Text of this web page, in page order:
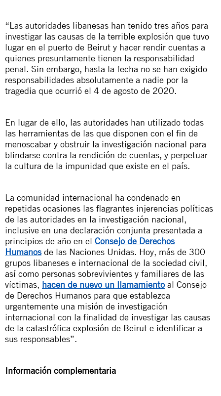
“Las autoridades libanesas han tenido tres años para
investigar las causas de la terrible explosión que tuvo
lugar en el puerto de Beirut y hacer rendir cuentas a
quienes presuntamente tienen la responsabilidad
penal. Sin embargo, hasta la fecha no se han exigido
responsabilidades absolutamente a nadie por la
tragedia que ocurrió el 4 de agosto de 2020.
En lugar de ello, las autoridades han utilizado todas
las herramientas de las que disponen con el fin de
menoscabar y obstruir la investigación nacional para
blindarse contra la rendición de cuentas, y perpetuar
la cultura de la impunidad que existe en el país.
La comunidad internacional ha condenado en
repetidas ocasiones las flagrantes injerencias políticas
de las autoridades en la investigación nacional,
inclusive en una declaración conjunta presentada a
principios de año en el Consejo de Derechos
Humanosde las Naciones Unidas. Hoy, más de 300
grupos libaneses e internacional de la sociedad civil,
así como personas sobrevivientes y familiares de las
víctimas, hacen de nuevo un llamamiento al Consejo
de Derechos Humanos para que establezca
urgentemente una misión de investigación
internacional con la finalidad de investigar las causas
de la catastrófica explosión de Beirut e identificar a
sus responsables”.
Información complementaria